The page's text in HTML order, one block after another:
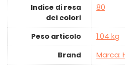
Indice di resa
dei colori
80
Peso articolo
‎1.04 kg
Brand
Marca: